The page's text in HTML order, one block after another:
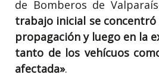
de Bomberos de
trabajo inicial se
propagación y luego en la
tanto de los vehícuos
afectada».